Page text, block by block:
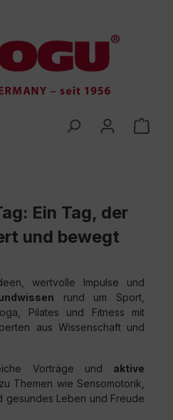
Ein Tag, der
und bewegt
wertvolle Impulse und
rund um Sport,
Pilates und Fitness mit
aus Wissenschaft und
Vorträge und aktive
zu Themen wie Sensomotorik,
gesundes Leben und Freude